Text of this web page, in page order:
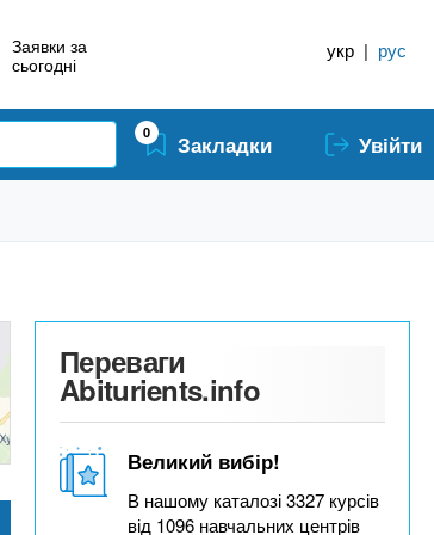
Заявки за
сьогодні
укр | рус
0 Закладки Увійти
Переваги
Abiturients.info
Великий вибір!
В нашому каталозі 3327 курсів
від 1096 навчальних центрів